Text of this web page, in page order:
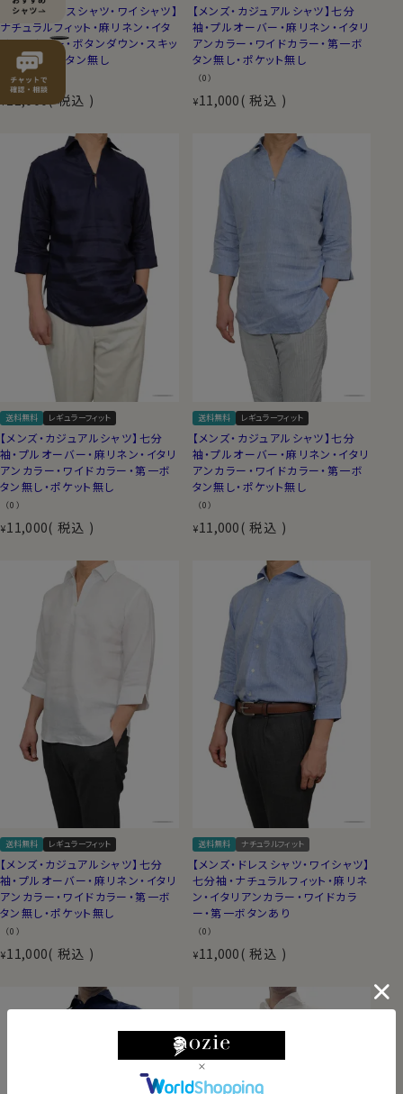
【メンズ・ドレスシャツ・ワイシャツ】
ナチュラルフィット・麻リネン・イタ
リアンカラー・ボタンダウン・スキッ
パー・第一ボタン無し
（0）
税込
【メンズ・カジュアルシャツ】七分
袖・プルオーバー・麻リネン・イタリ
アンカラー・ワイドカラー・第一ボ
タン無し・ポケット無し
（0）
¥11,000 税込
送料無料 レギュラーフィット
【メンズ・カジュアルシャツ】七分
袖・プルオーバー・麻リネン・イタリ
アンカラー・ワイドカラー・第一ボ
タン無し・ポケット無し
（0）
¥11,000 税込
送料無料 レギュラーフィット
【メンズ・カジュアルシャツ】七分
袖・プルオーバー・麻リネン・イタリ
アンカラー・ワイドカラー・第一ボ
タン無し・ポケット無し
（0）
¥11,000 税込
送料無料 レギュラーフィット
【メンズ・カジュアルシャツ】七分
袖・プルオーバー・麻リネン・イタリ
アンカラー・ワイドカラー・第一ボ
タン無し・ポケット無し
（0）
¥11,000 税込
送料無料 ナチュラルフィット
【メンズ・ドレスシャツ・ワイシャツ】
七分袖・ナチュラルフィット・麻リネ
ン・イタリアンカラー・ワイドカラ
ー・第一ボタンあり
（0）
¥11,000 税込